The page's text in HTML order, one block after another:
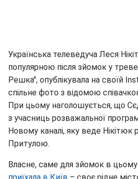
Українська телеведуча Леся
популярною після зйомок у
Решка", опублікувала на своїй
спільне фото з відомою
При цьому наголошується, що
з учасниць розважальної
Новому каналі, яку веде Нікітюк
Притулою.
Власне, саме для зйомок в